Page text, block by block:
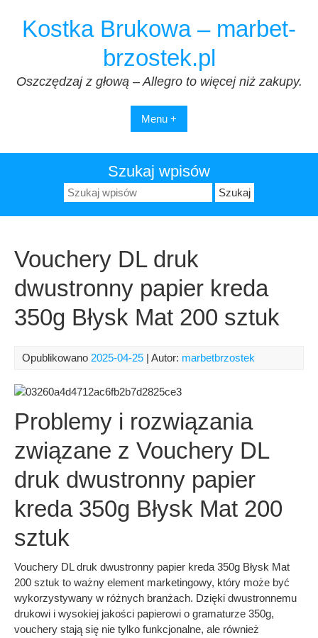
treściKostka Brukowa – marbet-
brzostek.pl
Oszczędzaj z głową – Allegro to więcej niż zakupy.
Menu +
Szukaj wpisów
Szukaj:
Vouchery DL druk
dwustronny papier kreda
350g Błysk Mat 200 sztuk
Opublikowano 2025-04-25 | Autor: marbetbrzostek
Problemy i rozwiązania
związane z Vouchery DL
druk dwustronny papier
kreda 350g Błysk Mat 200
sztuk
Vouchery DL druk dwustronny papier kreda 350g Błysk Mat
200 sztuk to ważny element marketingowy, który może być
wykorzystywany w różnych branżach. Dzięki dwustronnemu
drukowi i wysokiej jakości papierowi o gramaturze 350g,
vouchery stają się nie tylko funkcjonalne, ale również